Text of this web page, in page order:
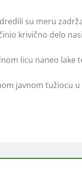
su meru
krivično delo
licu naneo lake
javnom tužiocu